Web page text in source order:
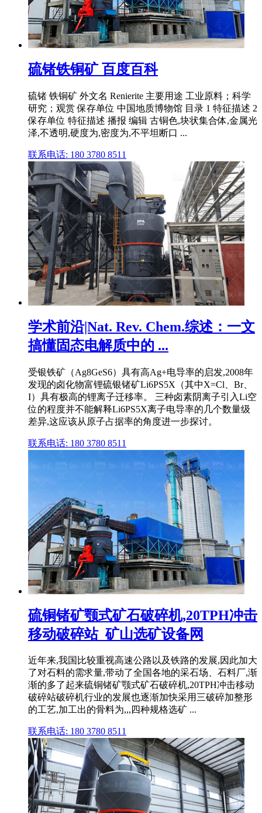
硫锗铁铜矿 百度百科
硫锗 铁铜矿 外文名 Renierite 主要用途 工业原料；科学
研究；观赏 保存单位 中国地质博物馆 目录 1 特征描述 2
保存单位 特征描述 播报 编辑 古铜色,块状集合体,金属光
泽,不透明,硬度为,密度为,不平坦断口 ...
联系电话: 180 3780 8511
学术前沿|Nat. Rev. Chem.综述：一文
搞懂固态电解质中的 ...
受银铁矿（Ag8GeS6）具有高Ag+电导率的启发,2008年
发现的卤化物富锂硫银锗矿Li6PS5X（其中X=Cl、Br、
I）具有极高的锂离子迁移率。 三种卤素阴离子引入Li空
位的程度并不能解释Li6PS5X离子电导率的几个数量级
差异,这应该从原子占据率的角度进一步探讨。
联系电话: 180 3780 8511
硫铜锗矿颚式矿石破碎机,20TPH冲击
移动破碎站_矿山选矿设备网
近年来,我国比较重视高速公路以及铁路的发展,因此加大
了对石料的需求量,带动了全国各地的采石场、石料厂,渐
渐的多了起来硫铜锗矿颚式矿石破碎机,20TPH冲击移动
破碎站破碎机行业的发展也逐渐加快采用三破碎加整形
的工艺,加工出的骨料为,,,四种规格选矿 ...
联系电话: 180 3780 8511